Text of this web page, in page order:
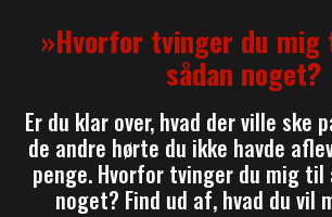
»Hvorfor tvinger du
sådan noget?
Er du klar over, hvad der ville ske
de andre hørte du ikke havde
penge. Hvorfor tvinger du mig til
noget? Find ud af, hvad du vil